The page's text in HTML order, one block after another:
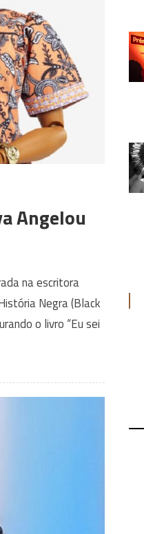
Angelou
na escritora
Negra (Black
o livro “Eu sei